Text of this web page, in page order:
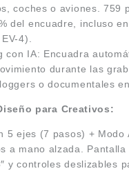
coches o aviones. 759
del encuadre, incluso
4).
con IA: Encuadra
durante las
o documentales
para Creativos:
5 ejes (7 pasos) + Modo
a mano alzada. Pantalla
y controles deslizables